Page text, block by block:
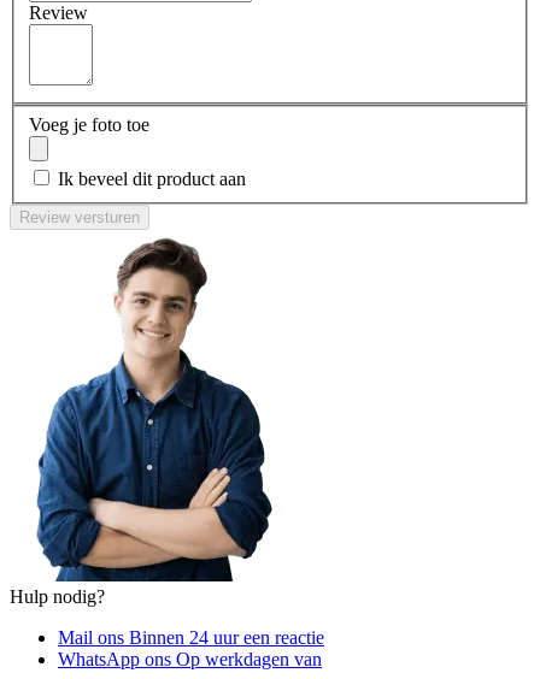
Review
Voeg je foto toe
Ik beveel dit product aan
Review versturen
Hulp nodig?
Mail ons Binnen 24 uur een reactie
WhatsApp ons Op werkdagen van